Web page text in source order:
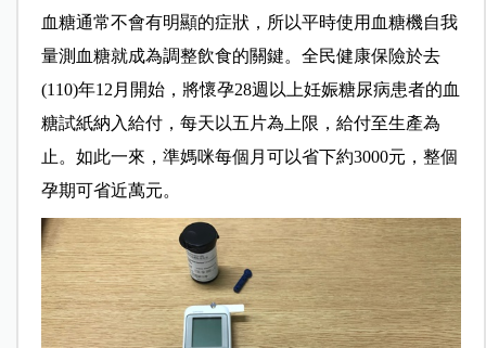
血糖通常不會有明顯的症狀，所以平時使用血糖機自我
量測血糖就成為調整飲食的關鍵。全民健康保險於去
(110)年12月開始，將懷孕28週以上妊娠糖尿病患者的血
糖試紙納入給付，每天以五片為上限，給付至生產為
止。如此一來，準媽咪每個月可以省下約3000元，整個
孕期可省近萬元。